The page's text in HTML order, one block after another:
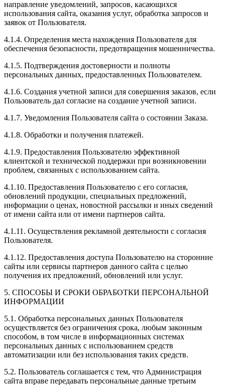
направление уведомлений, запросов, касающихся
использования сайта, оказания услуг, обработка запросов и
заявок от Пользователя.
4.1.4. Определения места нахождения Пользователя для
обеспечения безопасности, предотвращения мошенничества.
4.1.5. Подтверждения достоверности и полноты
персональных данных, предоставленных Пользователем.
4.1.6. Создания учетной записи для совершения заказов, если
Пользователь дал согласие на создание учетной записи.
4.1.7. Уведомления Пользователя сайта о состоянии Заказа.
4.1.8. Обработки и получения платежей.
4.1.9. Предоставления Пользователю эффективной
клиентской и технической поддержки при возникновении
проблем, связанных с использованием сайта.
4.1.10. Предоставления Пользователю с его согласия,
обновлений продукции, специальных предложений,
информации о ценах, новостной рассылки и иных сведений
от имени сайта или от имени партнеров сайта.
4.1.11. Осуществления рекламной деятельности с согласия
Пользователя.
4.1.12. Предоставления доступа Пользователю на сторонние
сайты или сервисы партнеров данного сайта с целью
получения их предложений, обновлений или услуг.
5. СПОСОБЫ И СРОКИ ОБРАБОТКИ ПЕРСОНАЛЬНОЙ
ИНФОРМАЦИИ
5.1. Обработка персональных данных Пользователя
осуществляется без ограничения срока, любым законным
способом, в том числе в информационных системах
персональных данных с использованием средств
автоматизации или без использования таких средств.
5.2. Пользователь соглашается с тем, что Администрация
сайта вправе передавать персональные данные третьим